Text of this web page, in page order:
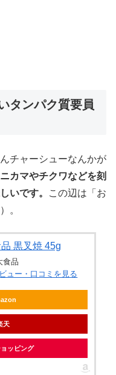
タンパク質要員
チャーシューなんかが
カマやチクワなどを刻
いです。
この辺は「お
。
黒叉焼 45g
食品
ュー・口コミを見る
天
ッピング